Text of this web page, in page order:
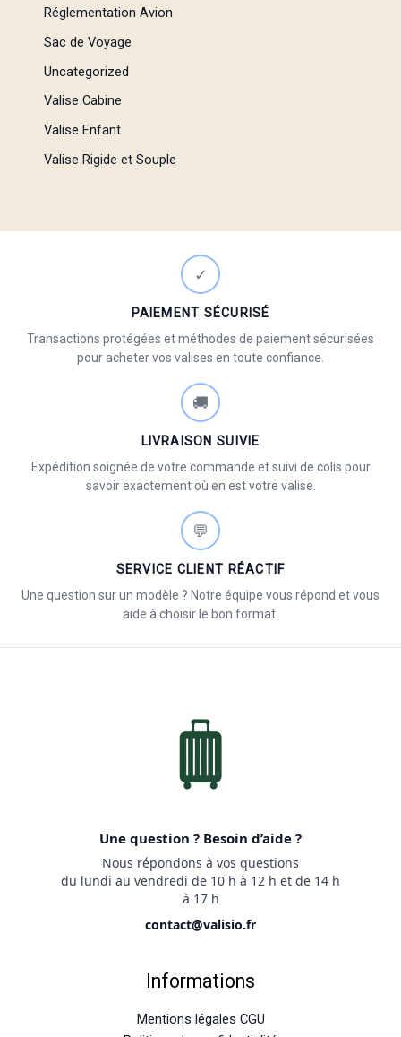
Réglementation Avion
Sac de Voyage
Uncategorized
Valise Cabine
Valise Enfant
Valise Rigide et Souple
✓
PAIEMENT SÉCURISÉ
Transactions protégées et méthodes de paiement sécurisées
pour acheter vos valises en toute confiance.
🚚
LIVRAISON SUIVIE
Expédition soignée de votre commande et suivi de colis pour
savoir exactement où en est votre valise.
💬
SERVICE CLIENT RÉACTIF
Une question sur un modèle ? Notre équipe vous répond et vous
aide à choisir le bon format.
Une question ? Besoin d’aide ?
Nous répondons à vos questions
du lundi au vendredi de 10 h à 12 h et de 14 h
à 17 h
contact@valisio.fr
Informations
Mentions légales CGU